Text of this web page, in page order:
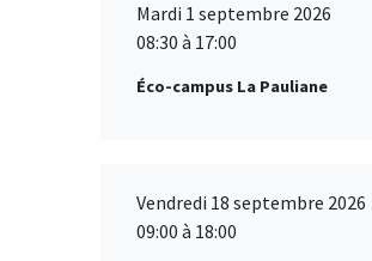
Mardi 1 septembre 2026
08:30 à 17:00
Éco-campus La Pauliane
Vendredi 18 septembre 2026
09:00 à 18:00